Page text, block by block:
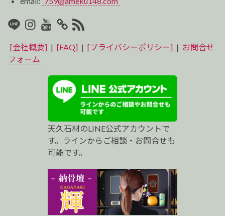
LINEInstagram
Youtube
マ
イ
ス
ト
ロ
RSS2
[会社概要] | [FAQ] | [プライバシーポリシー] | お問合せ
フォーム
天久石材のLINE公式アカウントで
す。ラインからご相談・お問合せも
可能です。